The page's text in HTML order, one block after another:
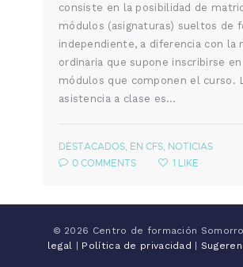
consiste en la posibilidad de
módulos (asignaturas) sueltos de
independiente, a diferencia con la
ordinaria que supone inscribirse
módulos que componen el curso.
asistencia a clase es…
DESTACADOS, EN CFS, NOTICIAS
0 COMMENTS 1 LIKE
© 2026 Centro de formación
legal | Política de privacidad |